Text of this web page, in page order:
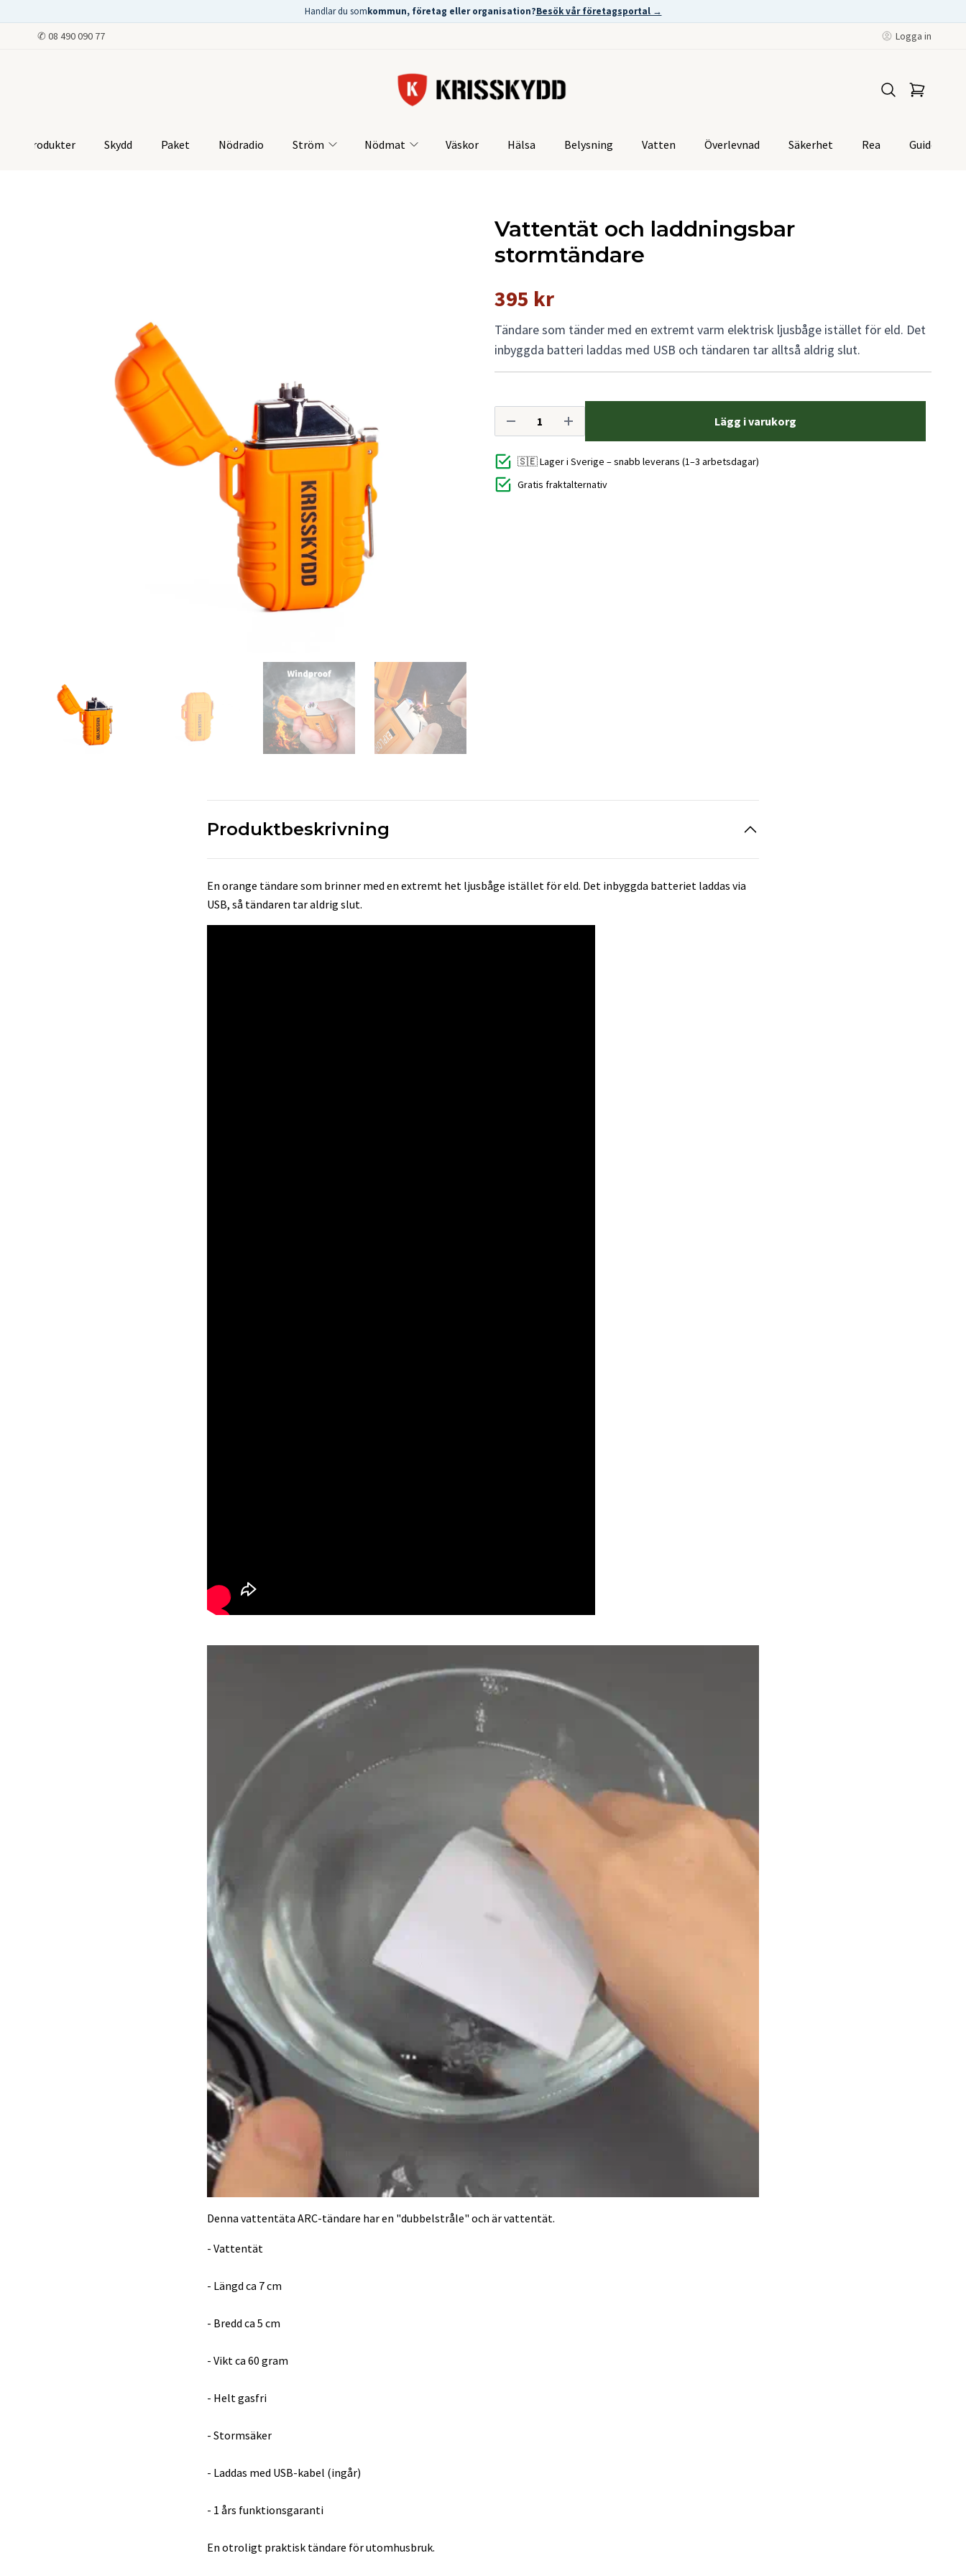
Handlar du somkommun, företag eller organisation?Besök vår företagsportal →
✆ 08 490 090 77 Logga in
Produkter Skydd Paket Nödradio Ström Nödmat Väskor Hälsa Belysning Vatten Överlevnad Säkerhet Rea Guider
Vattentät och laddningsbar
stormtändare
395 kr
Tändare som tänder med en extremt varm elektrisk ljusbåge istället för eld. Det
inbyggda batteri laddas med USB och tändaren tar alltså aldrig slut.
Lägg i varukorg
🇸🇪 Lager i Sverige – snabb leverans (1–3 arbetsdagar)
Gratis fraktalternativ
Produktbeskrivning
En orange tändare som brinner med en extremt het ljusbåge istället för eld. Det inbyggda batteriet laddas via
USB, så tändaren tar aldrig slut.
Denna vattentäta ARC-tändare har en "dubbelstråle" och är vattentät.
- Vattentät
- Längd ca 7 cm
- Bredd ca 5 cm
- Vikt ca 60 gram
- Helt gasfri
- Stormsäker
- Laddas med USB-kabel (ingår)
- 1 års funktionsgaranti
En otroligt praktisk tändare för utomhusbruk.